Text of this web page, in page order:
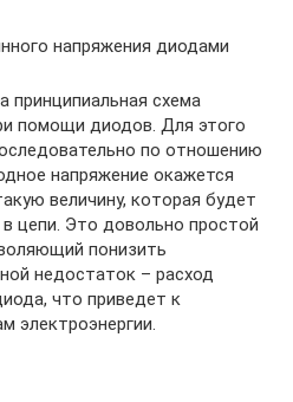
напряжения диодами
принципиальная схема
помощи диодов. Для этого
по отношению
напряжение окажется
величину, которая будет
цепи. Это довольно простой
понизить
недостаток – расход
что приведет к
электроэнергии.